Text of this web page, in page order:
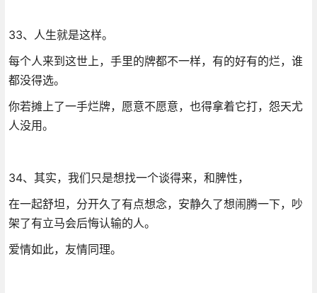
33、人生就是这样。
每个人来到这世上，手里的牌都不一样，有的好有的烂，谁
都没得选。
你若摊上了一手烂牌，愿意不愿意，也得拿着它打，怨天尤
人没用。
34、其实，我们只是想找一个谈得来，和脾性，
在一起舒坦，分开久了有点想念，安静久了想闹腾一下，吵
架了有立马会后悔认输的人。
爱情如此，友情同理。